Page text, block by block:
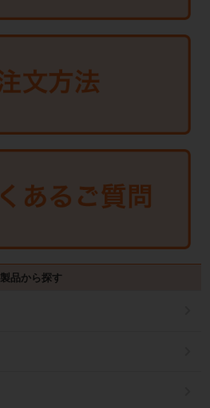
製品から探す